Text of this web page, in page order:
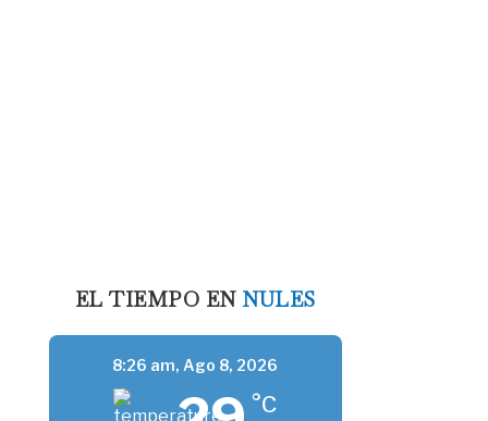
EL TIEMPO EN NULES
8:26 am, Ago 8, 2026
°C